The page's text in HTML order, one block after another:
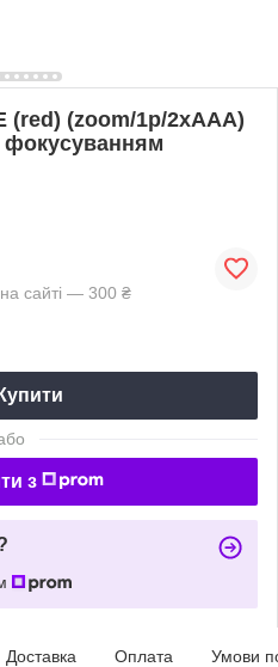
(red) (zoom/1р/2хААА)
фокусуванням
сайті — 300 ₴
Купити
з
Доставка Оплата Умови